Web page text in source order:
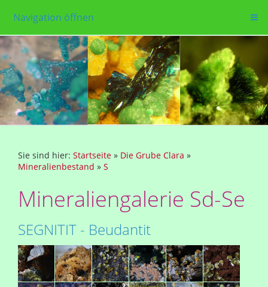
Navigation öffnen
Sie sind hier: Startseite » Die Grube Clara »
Mineralienbestand » S
Mineraliengalerie Sd-Se
SEGNITIT - Beudantit